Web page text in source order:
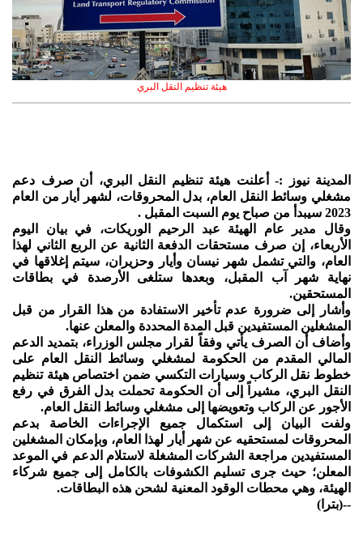
هيئة تنظيم النقل البري
المدينة نيوز :- أعلنت هيئة تنظيم النقل البري، أن صرف دعم
مشغلي وسائط النقل العام، بدل المحروقات، لشهر أيار من العام
2023 سيبدأ من صباح يوم السبت المقبل .
وقال مدير عام الهيئة عبد الرحيم الوريكات، في بيان اليوم
الأربعاء، إن صرف مستحقات الدفعة الثانية عن الربع الثاني لهذا
العام، والتي تشمل شهر نيسان وأيار وحزيران، سيتم إغلاقها في
نهاية شهر آب المقبل، وبعدها ستلغى الأرصدة في بطاقات
المستحقين.
وأشار إلى ضرورة عدم تأخير الاستفادة من هذا القرار من قبل
المشغلين المستفيدين قبل المدة المحددة والمعلن عنها.
وأضاف أن الصرف يأتي وفقاً لقرار مجلس الوزراء، بتمديد الدعم
المالي المقدم من الحكومة لمشغلي وسائط النقل العام على
خطوط نقل الركاب وسيارات التكسي ضمن اختصاص هيئة تنظيم
النقل البري، مشيراً إلى أن الحكومة تحملت بدل الفرق في رفع
الأجور عن الركاب وتعويضها إلى مشغلي وسائط النقل العام.
ولفت البيان إلى استكمال جميع الإجراءات الخاصة بدعم
المحروقات لمستحقيه عن شهر أيار لهذا العام، وبإمكان المشغلين
المستفيدين مراجعة الشركات المشغلة لاستلام الدعم في الموعد
المعلن؛ حيث جرى تسليم الكشوفات بالكامل إلى جميع شركاء
الهيئة، وهي محطات الوقود المعنية لشحن هذه البطاقات.
--(بترا)